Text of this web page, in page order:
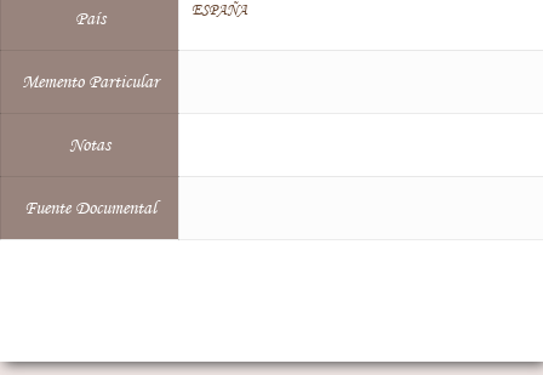
País ESPAÑA
Memento Particular
Notas
Fuente Documental